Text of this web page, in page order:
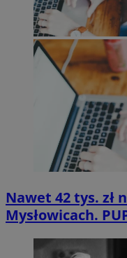
Nawet 42 tys. zł
Mysłowicach.